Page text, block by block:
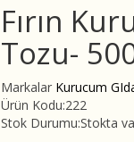
Fırın
Tozu-
Markalar Kurucum
Ürün Kodu:222
Stok Durumu:Stokta